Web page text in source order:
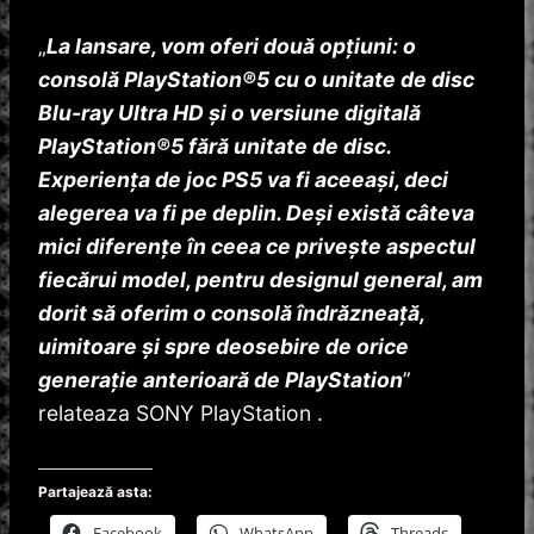
„La lansare, vom oferi două opțiuni: o
consolă PlayStation®5 cu o unitate de disc
Blu-ray Ultra HD și o versiune digitală
PlayStation®5 fără unitate de disc.
Experiența de joc PS5 va fi aceeași, deci
alegerea va fi pe deplin. Deși există câteva
mici diferențe în ceea ce privește aspectul
fiecărui model, pentru designul general, am
dorit să oferim o consolă îndrăzneață,
uimitoare și spre deosebire de orice
generație anterioară de PlayStation”
relateaza SONY PlayStation .
Partajează asta: